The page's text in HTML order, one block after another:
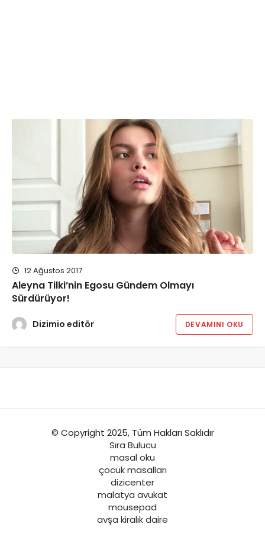
12 Ağustos 2017
Aleyna Tilki’nin Egosu Gündem Olmayı
Sürdürüyor!
Dizimio editör DEVAMINI OKU
© Copyright 2025, Tüm Hakları Saklıdır
Sıra Bulucu
masal oku
çocuk masalları
dizicenter
malatya avukat
mousepad
avşa kiralık daire